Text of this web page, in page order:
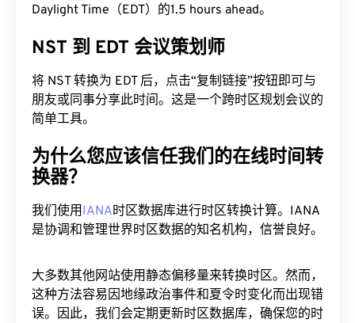
Daylight Time（EDT）的1.5 hours ahead。
NST 到 EDT 会议策划师
将 NST 转换为 EDT 后，点击“复制链接”按钮即可与
朋友或同事分享此时间。这是一个跨时区规划会议的
简单工具。
为什么您应该信任我们的在线时间转
换器？
我们使用IANA时区数据库进行时区转换计算。IANA
是协调和管理世界时区数据的知名机构，信誉良好。
大多数其他网站使用静态偏移量来转换时区。然而，
这种方法容易因地缘政治事件和夏令时变化而出现错
误。因此，我们会定期更新时区数据库，确保您的时